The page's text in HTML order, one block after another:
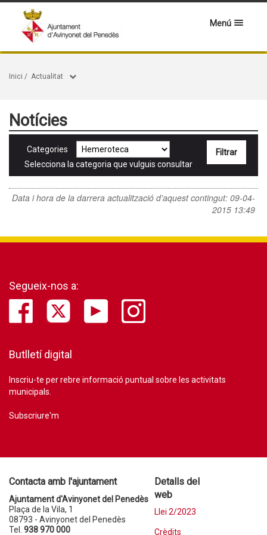
Menú
Inici / Actualitat
Notícies
Categories
Selecciona la categoria que vulguis consultar
Data i hora de la darrera actualització d'aquest contingut: 09-04-
2015 13:49
Segueix-nos a:
Butlletí digital
Inscriu-te per rebre informació puntual sobre les activitats
municipals.
Subscriure'm
Contacta amb l'ajuntament
Ajuntament d'Avinyonet del Penedès
Plaça de la Vila, 1
08793 - Avinyonet del Penedès
Tel. 938 970 000
Detalls del
web
Llei 2/2023
Crèdits